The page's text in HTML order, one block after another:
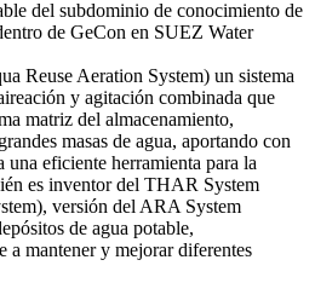
del subdominio de conocimiento de
de GeCon en SUEZ Water
Reuse Aeration System) un sistema
y agitación combinada que
matriz del almacenamiento,
masas de agua, aportando con
eficiente herramienta para la
es inventor del THAR System
versión del ARA System
de agua potable,
a mantener y mejorar diferentes